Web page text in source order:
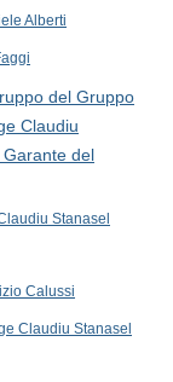
Alberti
del Gruppo
Claudiu
Garante del
Stanasel
Calussi
Claudiu Stanasel